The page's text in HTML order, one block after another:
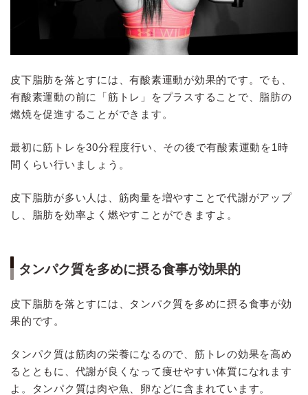
皮下脂肪を落とすには、有酸素運動が効果的です。でも、
有酸素運動の前に「筋トレ」をプラスすることで、脂肪の
燃焼を促進することができます。
最初に筋トレを30分程度行い、その後で有酸素運動を1時
間くらい行いましょう。
皮下脂肪が多い人は、筋肉量を増やすことで代謝がアップ
し、脂肪を効率よく燃やすことができますよ。
タンパク質を多めに摂る食事が効果的
皮下脂肪を落とすには、タンパク質を多めに摂る食事が効
果的です。
タンパク質は筋肉の栄養になるので、筋トレの効果を高め
るとともに、代謝が良くなって痩せやすい体質になれます
よ。タンパク質は肉や魚、卵などに含まれています。